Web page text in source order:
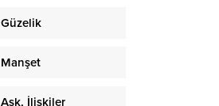
Güzelik
Manşet
Aşk, İlişkiler